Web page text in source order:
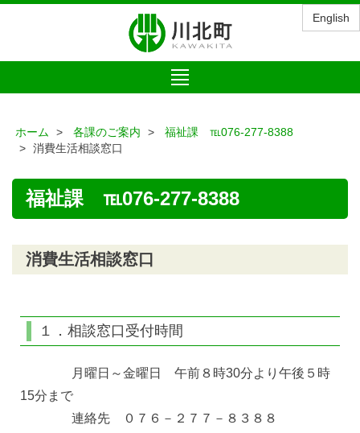
English
Toggle
navigation
ホーム 各課のご案内
福祉課 ℡076-277-8388
消費生活相談窓口
福祉課 ℡076-277-8388
消費生活相談窓口
１．相談窓口受付時間
月曜日～金曜日 午前８時30分より午後５時
15分まで
連絡先 ０７６－２７７－８３８８